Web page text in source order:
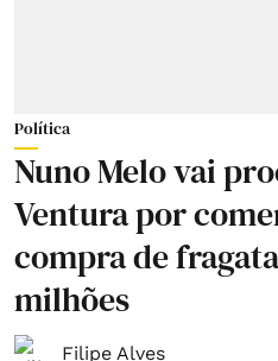
Política
Nuno Melo vai
Ventura por
compra de
milhões
Filipe Alves